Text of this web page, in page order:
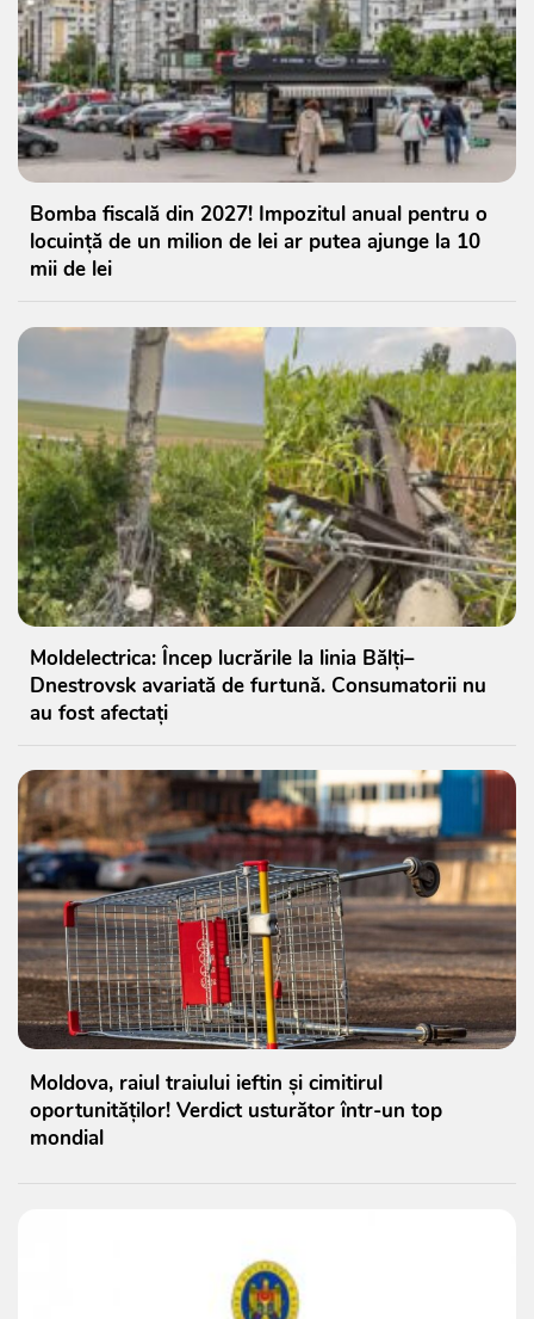
Bomba fiscală din 2027! Impozitul anual pentru o
locuință de un milion de lei ar putea ajunge la 10
mii de lei
Moldelectrica: Încep lucrările la linia Bălți–
Dnestrovsk avariată de furtună. Consumatorii nu
au fost afectați
Moldova, raiul traiului ieftin și cimitirul
oportunităților! Verdict usturător într-un top
mondial